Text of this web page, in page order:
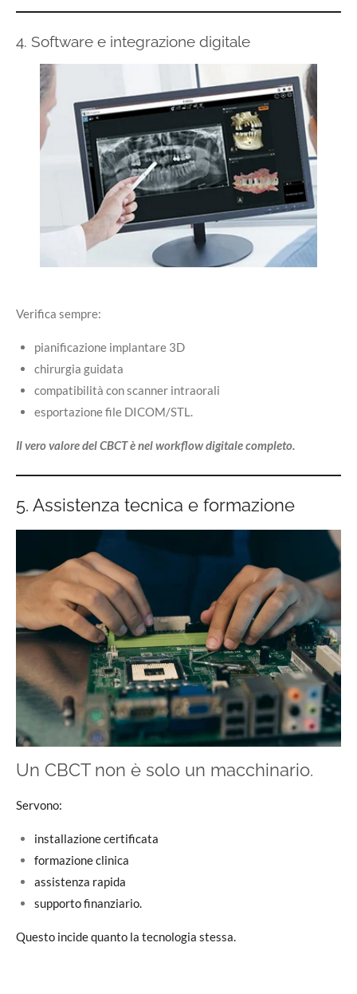
4. Software e integrazione digitale
Verifica sempre:
pianificazione implantare 3D
chirurgia guidata
compatibilità con scanner intraorali
esportazione file DICOM/STL.
Il vero valore del CBCT è nel workflow digitale completo.
5. Assistenza tecnica e formazione
Un CBCT non è solo un macchinario.
Servono:
installazione certificata
formazione clinica
assistenza rapida
supporto finanziario.
Questo incide quanto la tecnologia stessa.